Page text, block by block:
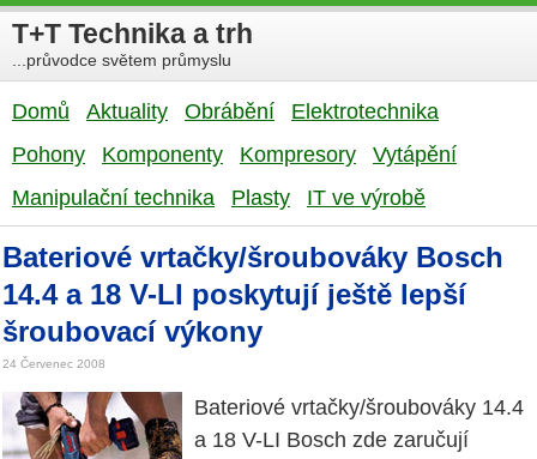
T+T Technika a trh
...průvodce světem průmyslu
Domů Aktuality Obrábění
Elektrotechnika
Pohony
Komponenty Kompresory
Vytápění
Manipulační technika
Plasty IT ve výrobě
Bateriové vrtačky/šroubováky Bosch
14.4 a 18 V-LI poskytují ještě lepší
šroubovací výkony
24 Červenec 2008
Bateriové vrtačky/šroubováky 14.4
a 18 V-LI Bosch zde zaručují